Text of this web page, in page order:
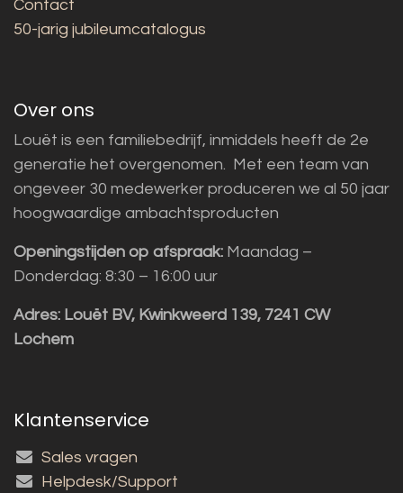
Contact
50-jarig jubileumcatalogus
Over ons
Louët is een familiebedrijf, inmiddels heeft de 2e
generatie het overgenomen. Met een team van
ongeveer 30 medewerker produceren we al 50 jaar
hoogwaardige ambachtsproducten
Openingstijden op afspraak: Maandag –
Donderdag: 8:30 – 16:00 uur
Adres: Louët BV, Kwinkweerd 139, 7241 CW
Lochem
Klantenservice
Sales vragen
Helpdesk/Support